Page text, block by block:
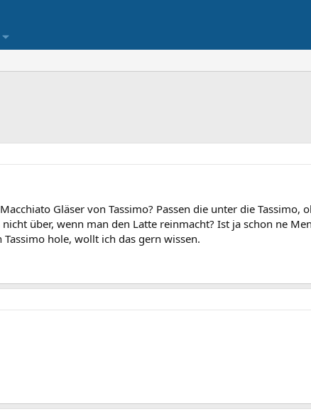
Gläser von Tassimo? Passen die unter die Tassimo,
über, wenn man den Latte reinmacht? Ist ja schon ne
hole, wollt ich das gern wissen.